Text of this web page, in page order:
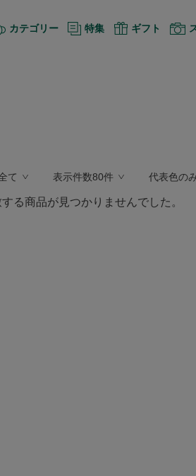
カテゴリー 特集 ギフト
て 表示件数80件 代表色の
る商品が見つかりませんでした。